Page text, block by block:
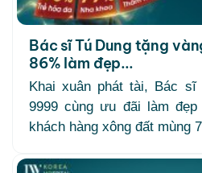
Bác sĩ Tú Dung tặng
86% làm đẹp...
Khai xuân phát tài, Bác
9999 cùng ưu đãi làm
khách hàng xông đất mùng